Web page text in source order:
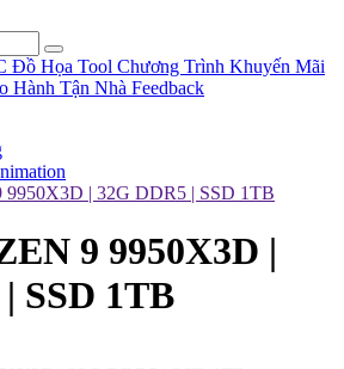
Đồ Họa Tool Chương Trình Khuyến Mãi
Hành Tận Nhà Feedback
| 32G DDR5 | SSD 1TB
9 9950X3D |
SSD 1TB